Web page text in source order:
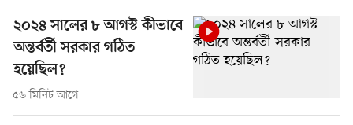
২০২৪ সালের ৮ আগস্ট কীভাবে
অন্তর্বর্তী সরকার গঠিত
হয়েছিল?
৫৬ মিনিট আগে